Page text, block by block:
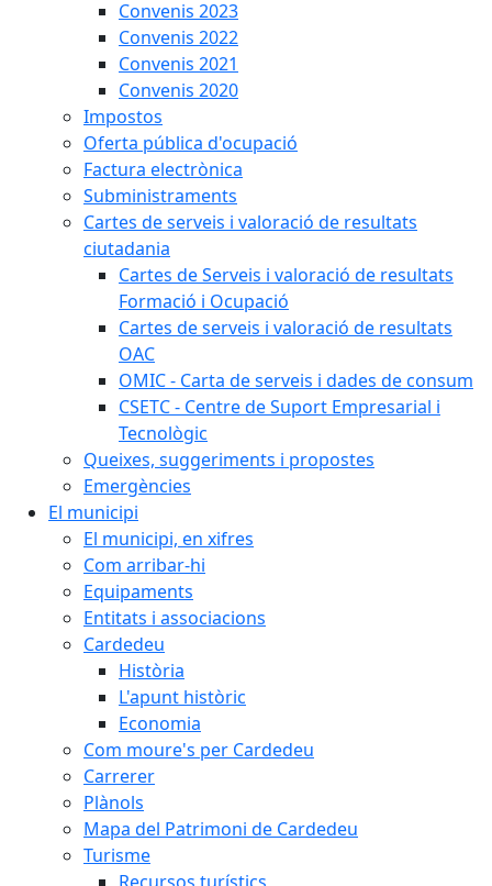
Convenis 2023
Convenis 2022
Convenis 2021
Convenis 2020
Impostos
Oferta pública d'ocupació
Factura electrònica
Subministraments
Cartes de serveis i valoració de resultats
ciutadania
Cartes de Serveis i valoració de resultats
Formació i Ocupació
Cartes de serveis i valoració de resultats
OAC
OMIC - Carta de serveis i dades de consum
CSETC - Centre de Suport Empresarial i
Tecnològic
Queixes, suggeriments i propostes
Emergències
El municipi
El municipi, en xifres
Com arribar-hi
Equipaments
Entitats i associacions
Cardedeu
Història
L'apunt històric
Economia
Com moure's per Cardedeu
Carrerer
Plànols
Mapa del Patrimoni de Cardedeu
Turisme